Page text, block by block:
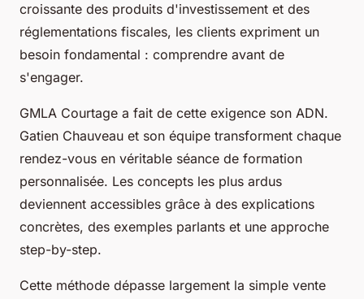
croissante des produits d'investissement et des
réglementations fiscales, les clients expriment un
besoin fondamental : comprendre avant de
s'engager.
GMLA Courtage a fait de cette exigence son ADN.
Gatien Chauveau et son équipe transforment chaque
rendez-vous en véritable séance de formation
personnalisée. Les concepts les plus ardus
deviennent accessibles grâce à des explications
concrètes, des exemples parlants et une approche
step-by-step.
Cette méthode dépasse largement la simple vente